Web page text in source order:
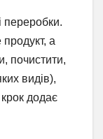
переробки.
а
почистити,
видів),
додає